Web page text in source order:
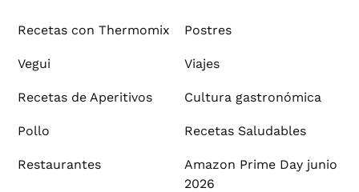
Recetas con Thermomix Postres
Vegui Viajes
Recetas de Aperitivos Cultura gastronómica
Pollo Recetas Saludables
Restaurantes
Amazon Prime Day junio
2026